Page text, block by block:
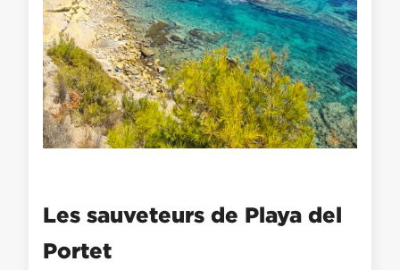
Les sauveteurs de Playa del
Portet